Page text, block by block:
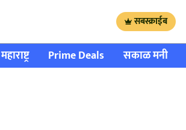
सबस्क्राईब
महाराष्ट्र Prime Deals सकाळ मनी